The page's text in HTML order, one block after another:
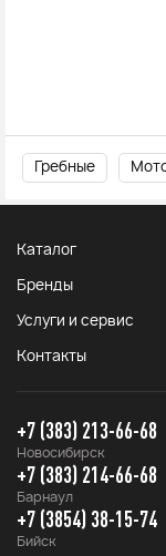
Гребные
Каталог
Бренды
Услуги и сервис
Контакты
+7 (383) 213-66-68
Новосибирск
+7 (383) 214-66-68
Барнаул
+7 (3854) 38-15-74
Бийск